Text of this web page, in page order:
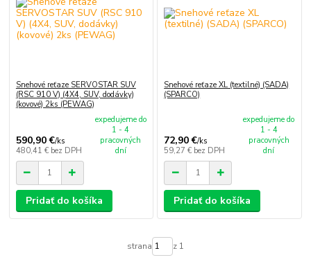
Snehové reťaze SERVOSTAR SUV
(RSC 910 V) (4X4, SUV, dodávky)
(kovové) 2ks (PEWAG)
590,90 €/ks
480,41 € bez DPH
expedujeme do
1 - 4
pracovných
dní
Pridať do košíka
Snehové reťaze XL (textilné) (SADA)
(SPARCO)
72,90 €/ks
59,27 € bez DPH
expedujeme do
1 - 4
pracovných
dní
Pridať do košíka
strana z 1